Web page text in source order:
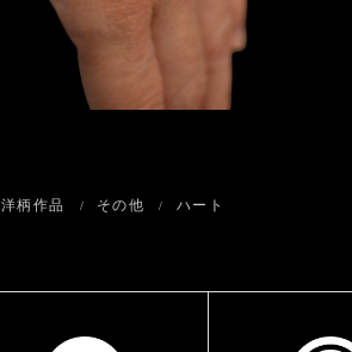
洋柄作品 その他 ハート